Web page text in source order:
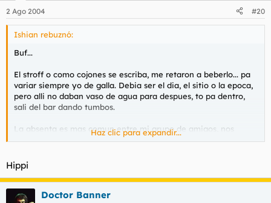
2 Ago 2004 #20
Ishian rebuznó:
Buf...
El stroff o como cojones se escriba, me retaron a beberlo... pa
variar siempre yo de galla. Debia ser el dia, el sitio o la epoca,
pero alli no daban vaso de agua para despues, to pa dentro,
sali del bar dando tumbos.
La absenta es mas comun entre mi grupo de amigos, nos
solemos pillar botellas de licro de absenta (mucho mas suave)
Perdidas.
Haz clic para expandir...
Hippi
Doctor Banner